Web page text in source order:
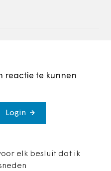
reactie te kunnen
Login
elk besluit dat ik